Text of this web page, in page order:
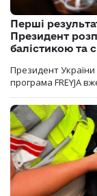
Перші
Президент
балістикою та
Президент
програма FREYJA